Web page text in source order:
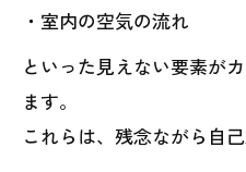
・室内の空気の流れ
といった見えない要素が
ます。
これらは、残念ながら自